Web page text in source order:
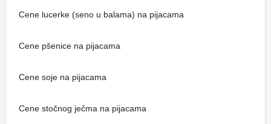
Cene lucerke (seno u balama) na pijacama
Cene pšenice na pijacama
Cene soje na pijacama
Cene stočnog ječma na pijacama